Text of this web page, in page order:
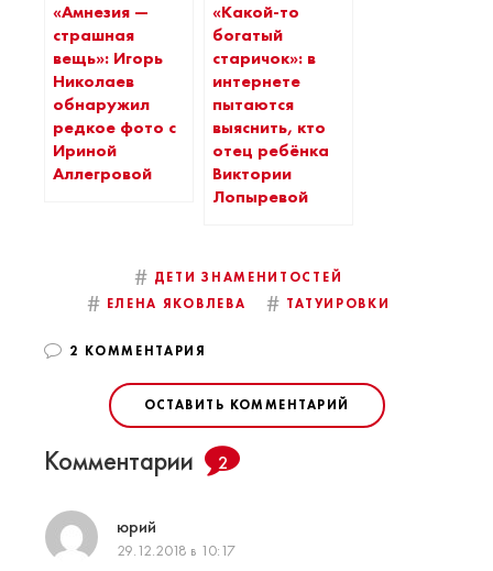
«Амнезия —
страшная
вещь»: Игорь
Николаев
обнаружил
редкое фото с
Ириной
Аллегровой
«Какой-то
богатый
старичок»: в
интернете
пытаются
выяснить, кто
отец ребёнка
Виктории
Лопыревой
# ДЕТИ ЗНАМЕНИТОСТЕЙ
# ЕЛЕНА ЯКОВЛЕВА # ТАТУИРОВКИ
2 КОММЕНТАРИЯ
ОСТАВИТЬ КОММЕНТАРИЙ
Комментарии 2
юрий
29.12.2018 в 10:17